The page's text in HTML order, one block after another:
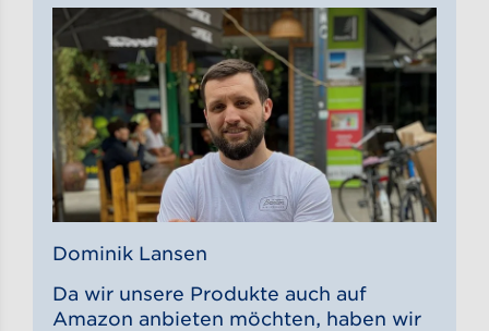
Da wir unsere Produkte auch auf
Amazon anbieten möchten, haben wir
Dominik Lansen